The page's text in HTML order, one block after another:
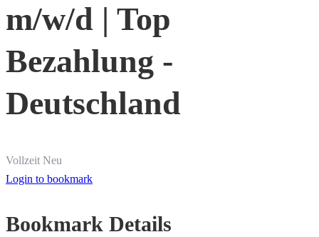
m/w/d | Top
Bezahlung -
Deutschland
Vollzeit Neu
Login to bookmark
Bookmark Details